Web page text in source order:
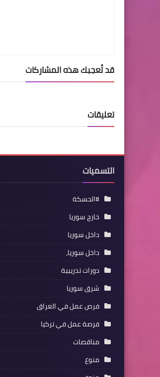
قد تُعجبك هذه المشاركات
تعليقات
التسميات
#الحسكة
خارج سوريا
داخل سوريا
داخل سوريا،
دورات تدريبية
شرق سوريا
فرص عمل في العراق
فرصة عمل في تركيا
مناقصات
منوع